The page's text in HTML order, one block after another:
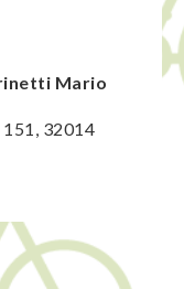
Mario
32014